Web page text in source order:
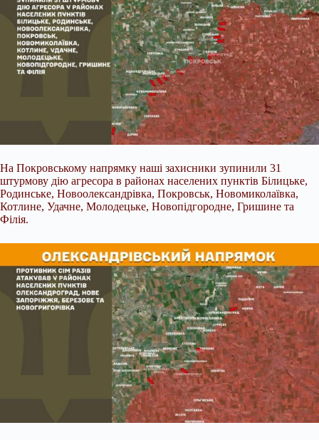
На Покровському напрямку наші захисники зупинили 31
штурмову дію агресора в районах населених пунктів Білицьке,
Родинське, Новоолександрівка, Покровськ, Новомиколаївка,
Котлине, Удачне, Молодецьке, Новопідгородне, Гришине та
Філія.